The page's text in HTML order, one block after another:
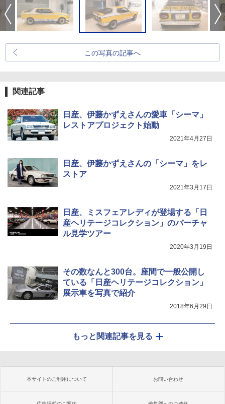
この写真の記事へ
関連記事
日産、伊藤かずえさんの愛車「シーマ」
レストアプロジェクト始動
2021年4月27日
日産、伊藤かずえさんの「シーマ」をレ
ストア
2021年3月17日
日産、ミスフェアレディが登場する「日
産ヘリテージコレクション」のバーチャ
ル見学ツアー
2020年3月19日
その数なんと300台。座間で一般公開し
ている「日産ヘリテージコレクション」
展示車を写真で紹介
2018年6月29日
もっと関連記事を見る
本サイトのご利用について お問い合わせ